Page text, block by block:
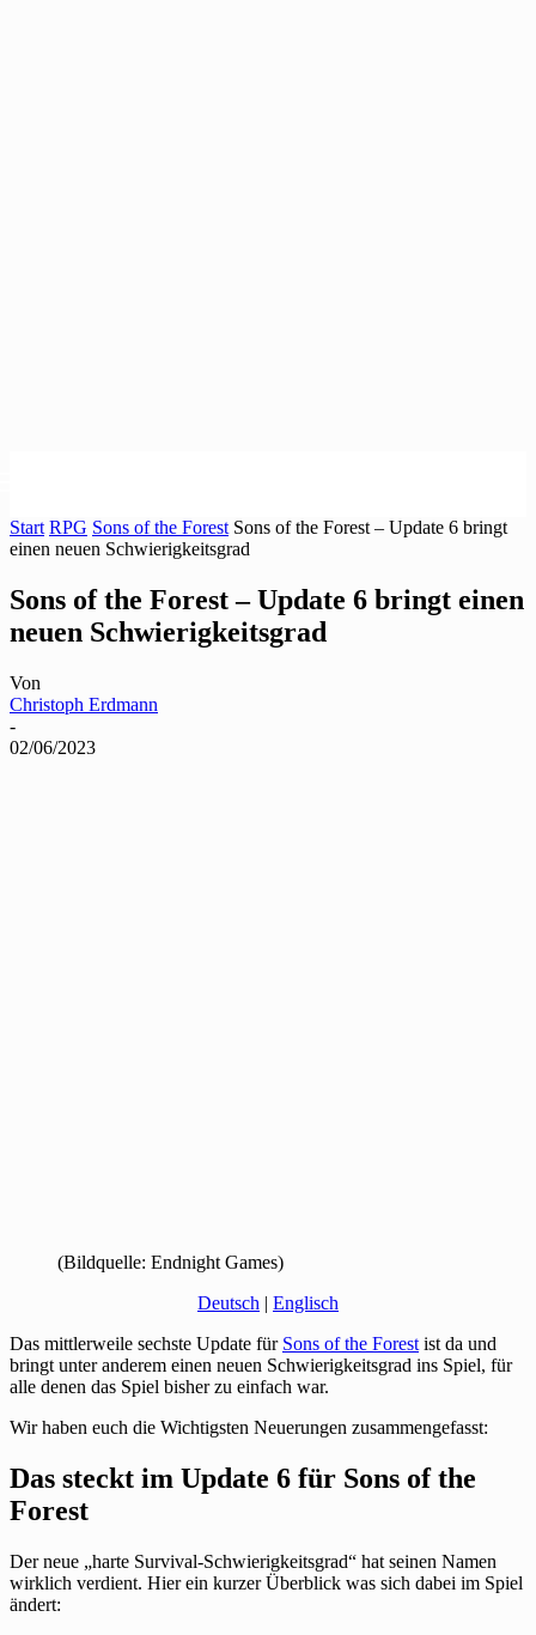
Start RPG Sons of the Forest Sons of the Forest – Update 6 bringt
einen neuen Schwierigkeitsgrad
Sons of the Forest – Update 6 bringt einen
neuen Schwierigkeitsgrad
Von
Christoph Erdmann
-
02/06/2023
(Bildquelle: Endnight Games)
Deutsch | Englisch
Das mittlerweile sechste Update für Sons of the Forest ist da und
bringt unter anderem einen neuen Schwierigkeitsgrad ins Spiel, für
alle denen das Spiel bisher zu einfach war.
Wir haben euch die Wichtigsten Neuerungen zusammengefasst:
Das steckt im Update 6 für Sons of the
Forest
Der neue „harte Survival-Schwierigkeitsgrad“ hat seinen Namen
wirklich verdient. Hier ein kurzer Überblick was sich dabei im Spiel
ändert: